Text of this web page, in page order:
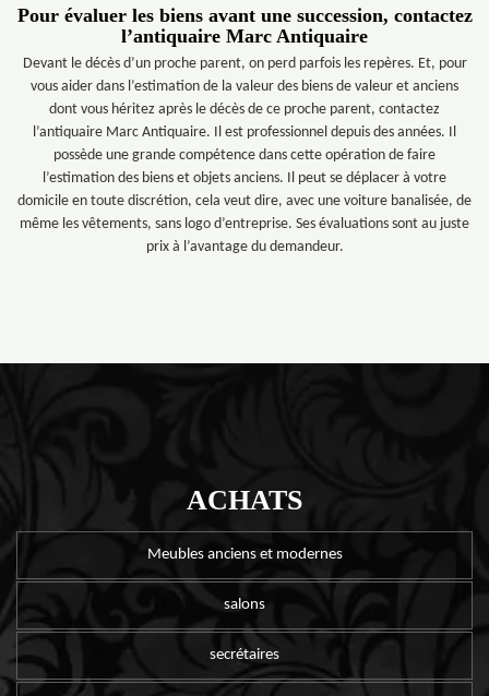
Pour évaluer les biens avant une succession, contactez
l’antiquaire Marc Antiquaire
Devant le décès d’un proche parent, on perd parfois les repères. Et, pour
vous aider dans l’estimation de la valeur des biens de valeur et anciens
dont vous héritez après le décès de ce proche parent, contactez
l’antiquaire Marc Antiquaire. Il est professionnel depuis des années. Il
possède une grande compétence dans cette opération de faire
l’estimation des biens et objets anciens. Il peut se déplacer à votre
domicile en toute discrétion, cela veut dire, avec une voiture banalisée, de
même les vêtements, sans logo d’entreprise. Ses évaluations sont au juste
prix à l’avantage du demandeur.
ACHATS
Meubles anciens et modernes
salons
secrétaires